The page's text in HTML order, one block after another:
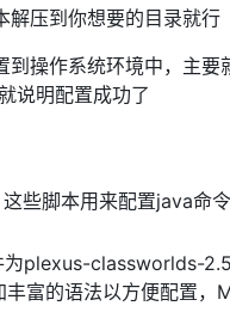
解压到你想要的目录就行
操作系统环境中，主
说明配置成功了
些脚本用来配置java命
plexus-classworlds-
富的语法以方便配置，